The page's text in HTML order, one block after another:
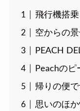
飛行機搭
空からの
PEACH
Peachのピ
帰りの便
思いのほ